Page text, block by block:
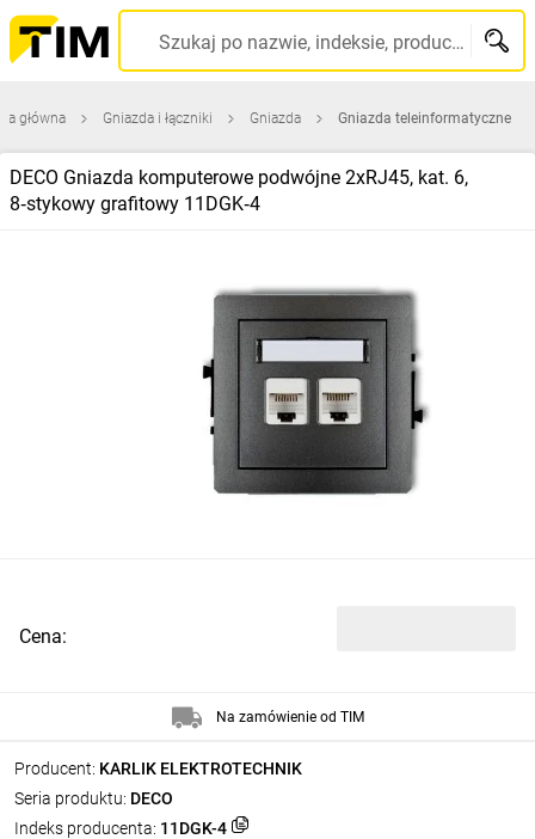
Szukaj po nazwie, indeksie, producencie, kodzie kreskowym...
główna Gniazda i łączniki Gniazda Gniazda teleinformatyczne
DECO Gniazda komputerowe podwójne 2xRJ45, kat. 6,
8‑stykowy grafitowy 11DGK‑4
Producent: KARLIK ELEKTROTECHNIK
Seria produktu: DECO
Indeks producenta: 11DGK-4
Cena:
Na zamówienie od TIM